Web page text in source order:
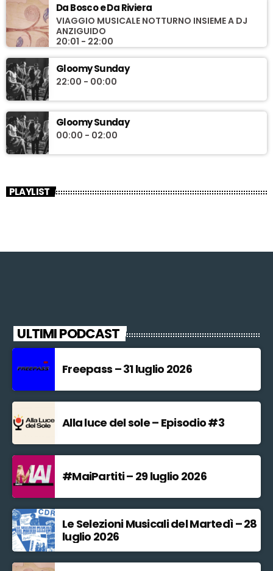
Da Bosco e Da Riviera
VIAGGIO MUSICALE NOTTURNO INSIEME A DJ
ANZIGUIDO
20:01 - 22:00
Gloomy Sunday
22:00 - 00:00
Gloomy Sunday
00:00 - 02:00
PLAYLIST
ULTIMI PODCAST
Freepass – 31 luglio 2026
Alla luce del sole – Episodio #3
#MaiPartiti – 29 luglio 2026
Le Selezioni Musicali del Martedì – 28
luglio 2026